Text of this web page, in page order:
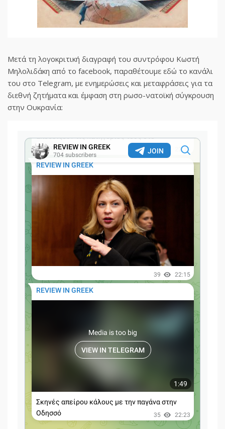
Μετά τη λογοκριτική διαγραφή του συντρόφου Κωστή
Μηλολιδάκη από το facebook, παραθέτουμε εδώ το κανάλι
του στο Telegram, με ενημερώσεις και μεταφράσεις για τα
διεθνή ζητήματα και έμφαση στη ρωσο-νατοϊκή σύγκρουση
στην Ουκρανία: